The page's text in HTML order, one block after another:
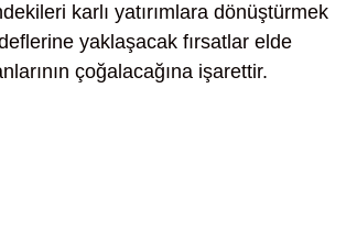
karlı yatırımlara dönüştürmek
yaklaşacak fırsatlar elde
çoğalacağına işarettir.